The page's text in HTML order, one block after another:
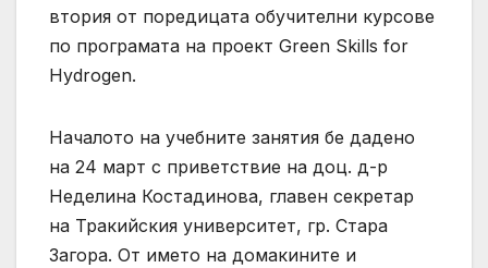
втория от поредицата обучителни курсове
по програмата на проект Green Skills for
Hydrogen.
Началото на учебните занятия бе дадено
на 24 март с приветствие на доц. д-р
Неделина Костадинова, главен секретар
на Тракийския университет, гр. Стара
Загора. От името на домакините и